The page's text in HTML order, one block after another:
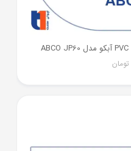
تومان